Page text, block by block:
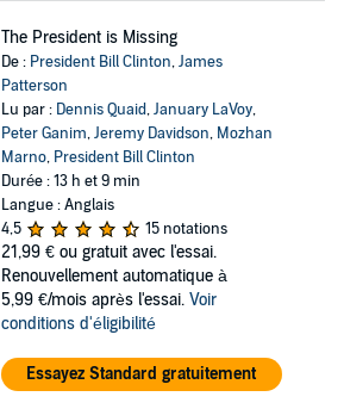
The President is Missing
De : President Bill Clinton,James
Patterson
Lu par : Dennis Quaid,January LaVoy,
Peter Ganim,Jeremy Davidson, Mozhan
Marno, President Bill Clinton
Durée : 13 h et 9 min
Langue : Anglais
4,5
15 notations
21,99 € ou gratuit avec l'essai.
Renouvellement automatique à
5,99 €/mois après l'essai. Voir
conditions d'éligibilité
Essayez Standard gratuitement